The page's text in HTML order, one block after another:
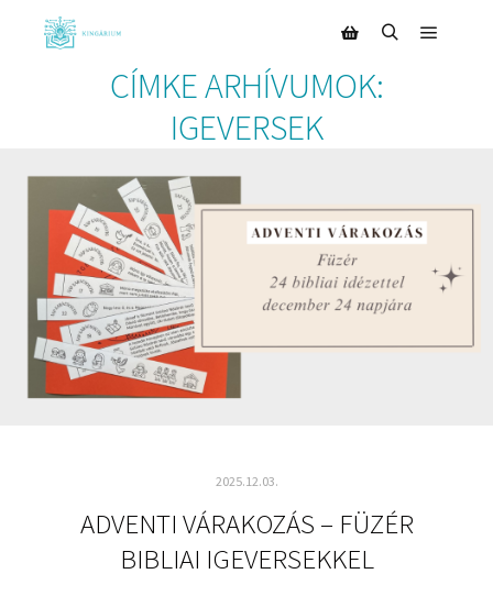
CÍMKE ARHÍVUMOK:
IGEVERSEK
2025.12.03.
ADVENTI VÁRAKOZÁS – FÜZÉR
BIBLIAI IGEVERSEKKEL